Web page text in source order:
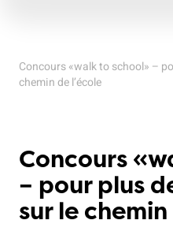
Concours «walk to school» –
chemin de l’école
Concours
– pour plus
sur le